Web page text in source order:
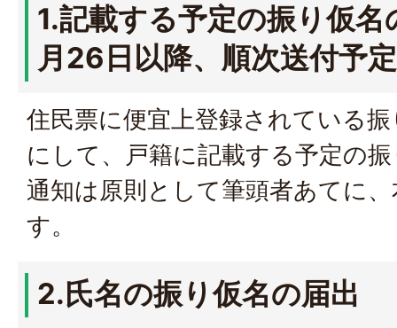
1.記載する予定の振り仮
月26日以降、順次送付予
住民票に便宜上登録されている
にして、戸籍に記載する予定の
通知は原則として筆頭者あてに
す。
2.氏名の振り仮名の届出